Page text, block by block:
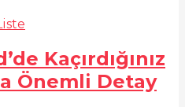
Kaçırdığınız
Önemli Detay